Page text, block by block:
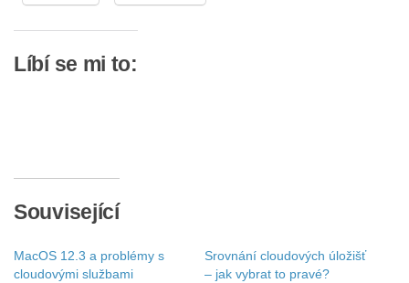
Líbí se mi to:
Související
MacOS 12.3 a problémy s
cloudovými službami
Srovnání cloudových úložišť
– jak vybrat to pravé?